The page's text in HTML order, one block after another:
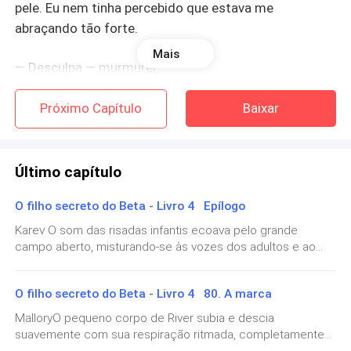
pele. Eu nem tinha percebido que estava me
abraçando tão forte.
— Desculpa — murmurei.
Cameron me olhou de lado, sua expressão
suavizando.
— Ele vai voltar para falar com você.
Não tive coragem de responder.
A verdade era que eunão sabiase queria que ele
quis ver ali.
Mais
Próximo Capítulo Baixar
Último capítulo
O filho secreto do Beta - Livro 4 Epílogo
Karev O som das risadas infantis ecoava pelo grande
campo aberto, misturando-se às vozes dos adultos e ao
poderoso, como se a própria terra reconhecesse o
momento histórico que estava prestes a acontecer.
Respirei fundo, deixando meus olhos passearem por tudo
ao meu redor. O dia estava perfeito. O céu azul sem nuvens,
O filho secreto do Beta - Livro 4 80. A marca
MalloryO pequeno corpo de River subia e descia
suavemente com sua respiração ritmada, completamente